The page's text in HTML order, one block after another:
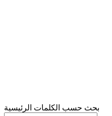
بحث حسب الكلمات الرئيسية